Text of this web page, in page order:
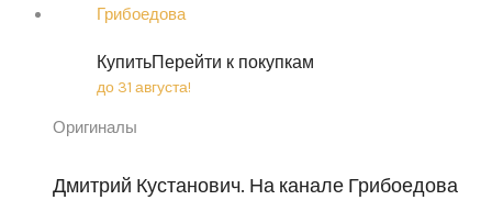
КупитьПерейти к покупкам
до 31 августа!
Оригиналы
Дмитрий Кустанович. На канале Грибоедова